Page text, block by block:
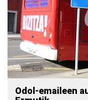
Odol-emaileen